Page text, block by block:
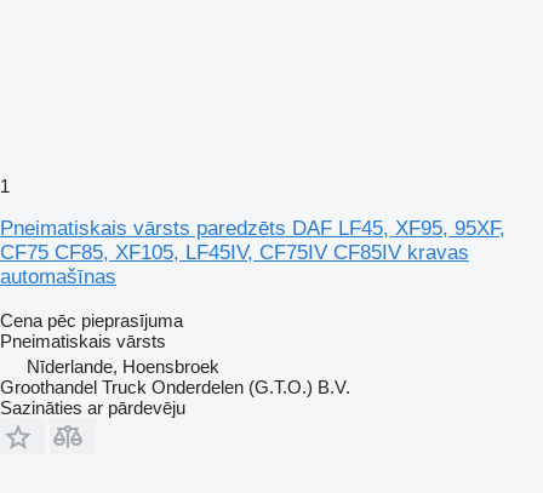
1
Pneimatiskais vārsts paredzēts DAF LF45, XF95, 95XF,
CF75 CF85, XF105, LF45IV, CF75IV CF85IV kravas
automašīnas
Cena pēc pieprasījuma
Pneimatiskais vārsts
Nīderlande, Hoensbroek
Groothandel Truck Onderdelen (G.T.O.) B.V.
Sazināties ar pārdevēju